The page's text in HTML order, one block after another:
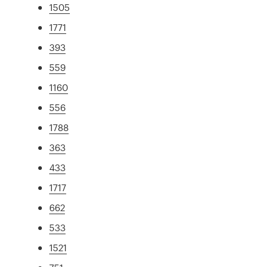
1505
1771
393
559
1160
556
1788
363
433
1717
662
533
1521